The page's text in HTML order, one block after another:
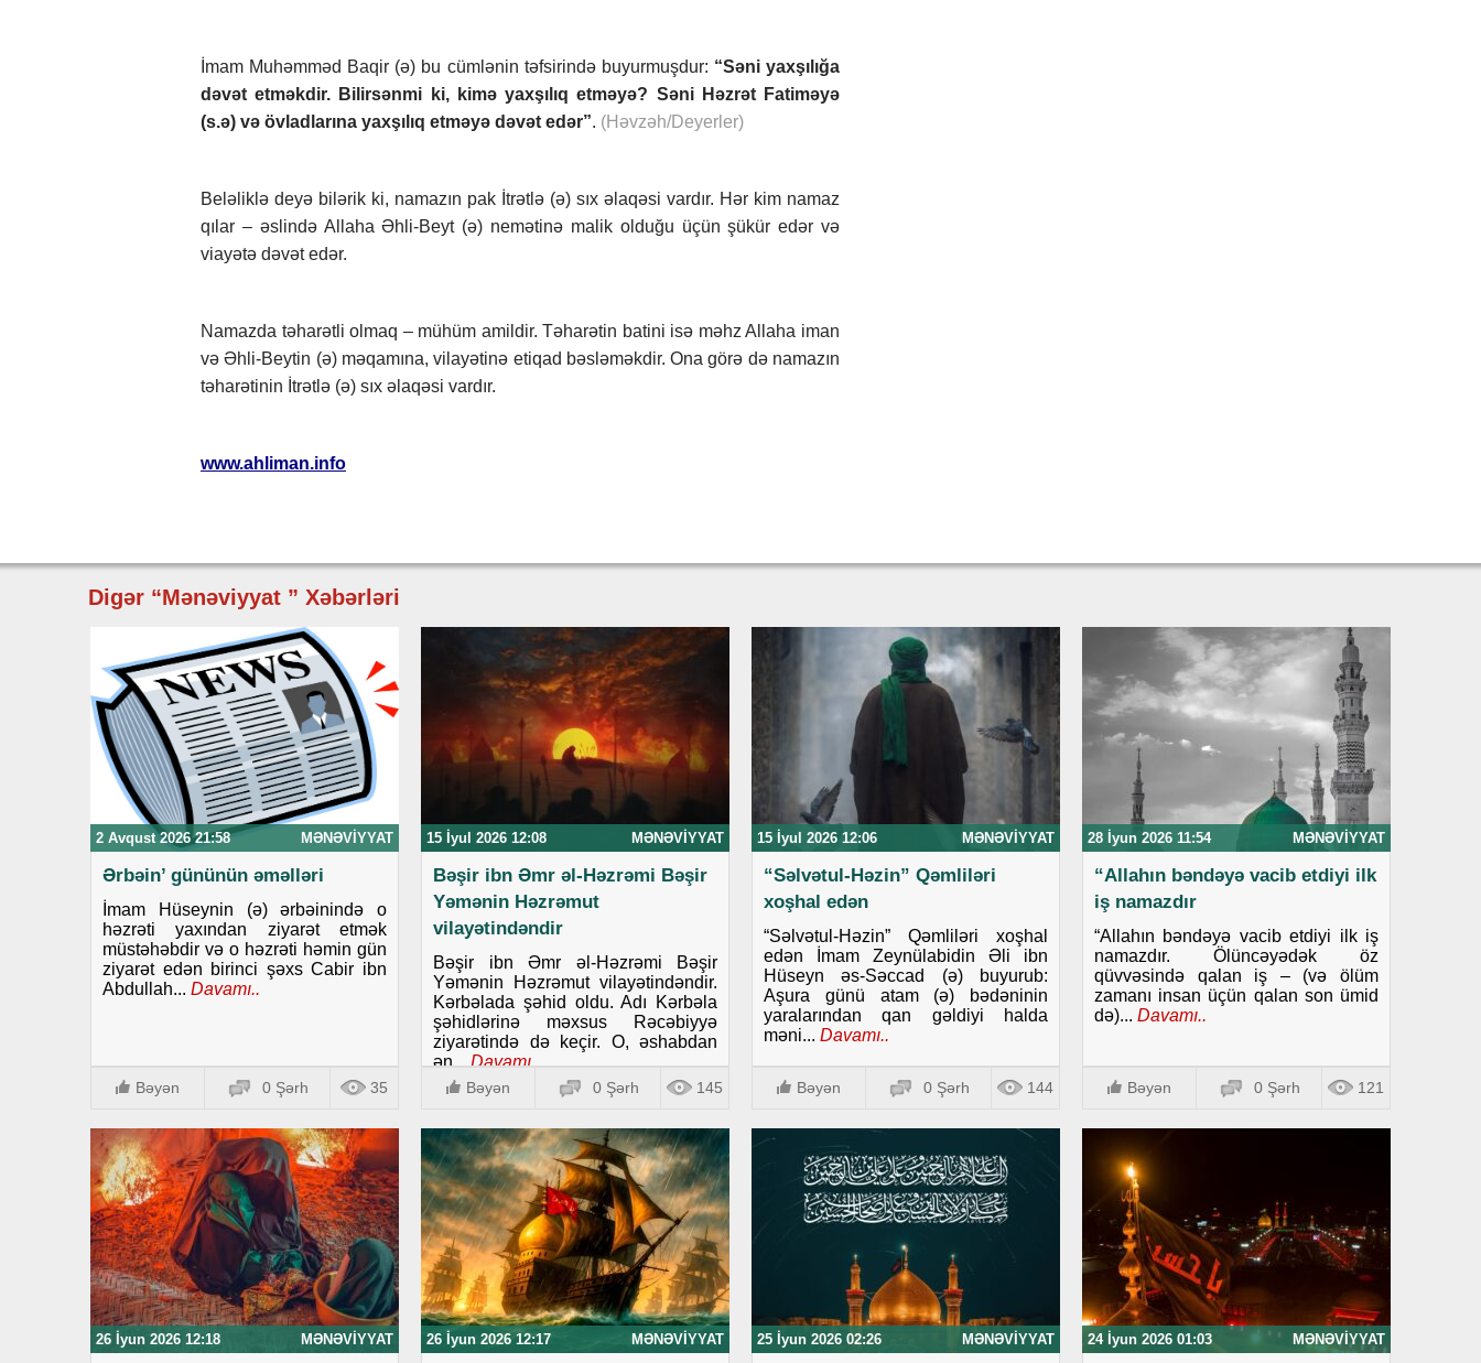
İmam Muhəmməd Baqir (ə) bu cümlənin təfsirində buyurmuşdur: “Səni yaxşılığa
dəvət etməkdir. Bilirsənmi ki, kimə yaxşılıq etməyə? Səni Həzrət Fatiməyə
(s.ə) və övladlarına yaxşılıq etməyə dəvət edər”. (Həvzəh/Deyerler)
Beləliklə deyə bilərik ki, namazın pak İtrətlə (ə) sıx əlaqəsi vardır. Hər kim namaz
qılar – əslində Allaha Əhli-Beyt (ə) nemətinə malik olduğu üçün şükür edər və
viayətə dəvət edər.
Namazda təharətli olmaq – mühüm amildir. Təharətin batini isə məhz Allaha iman
və Əhli-Beytin (ə) məqamına, vilayətinə etiqad bəsləməkdir. Ona görə də namazın
təharətinin İtrətlə (ə) sıx əlaqəsi vardır.
www.ahliman.info
Digər “Mənəviyyat ” Xəbərləri
2 Avqust 2026 21:58 MƏNƏVIYYAT
Ərbəin’ gününün əməlləri
İmam Hüseynin (ə) ərbəinində o
həzrəti yaxından ziyarət etmək
müstəhəbdir və o həzrəti həmin gün
ziyarət edən birinci şəxs Cabir ibn
Abdullah... Davamı..
Bəyən 0 Şərh 35
15 İyul 2026 12:08 MƏNƏVIYYAT
Bəşir ibn Əmr əl-Həzrəmi Bəşir
Yəmənin Həzrəmut
vilayətindəndir
Bəşir ibn Əmr əl-Həzrəmi Bəşir
Yəmənin Həzrəmut vilayətindəndir.
Kərbəlada şəhid oldu. Adı Kərbəla
şəhidlərinə məxsus Rəcəbiyyə
ziyarətində də keçir. O, əshabdan
ən...Davamı..
Bəyən 0 Şərh 145
15 İyul 2026 12:06 MƏNƏVIYYAT
“Səlvətul-Həzin” Qəmliləri
xoşhal edən
“Səlvətul-Həzin” Qəmliləri xoşhal
edən İmam Zeynülabidin Əli ibn
Hüseyn əs-Səccad (ə) buyurub:
Aşura günü atam (ə) bədəninin
yaralarından qan gəldiyi halda
məni... Davamı..
Bəyən 0 Şərh 144
28 İyun 2026 11:54 MƏNƏVIYYAT
“Allahın bəndəyə vacib etdiyi ilk
iş namazdır
“Allahın bəndəyə vacib etdiyi ilk iş
namazdır. Ölüncəyədək öz
qüvvəsində qalan iş – (və ölüm
zamanı insan üçün qalan son ümid
də)... Davamı..
Bəyən 0 Şərh 121
26 İyun 2026 12:18 MƏNƏVIYYAT 26 İyun 2026 12:17 MƏNƏVIYYAT 25 İyun 2026 02:26 MƏNƏVIYYAT 24 İyun 2026 01:03 MƏNƏVIYYAT